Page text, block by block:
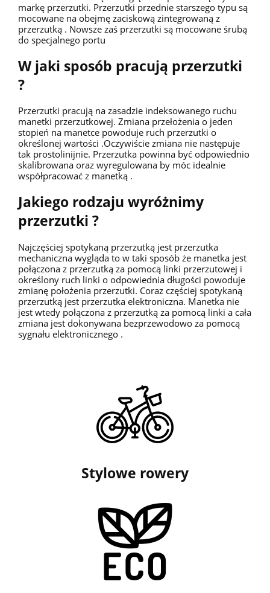
markę przerzutki. Przerzutki przednie starszego typu są
mocowane na obejmę zaciskową zintegrowaną z
przerzutką . Nowsze zaś przerzutki są mocowane śrubą
do specjalnego portu
W jaki sposób pracują przerzutki
?
Przerzutki pracują na zasadzie indeksowanego ruchu
manetki przerzutkowej. Zmiana przełożenia o jeden
stopień na manetce powoduje ruch przerzutki o
określonej wartości .Oczywiście zmiana nie następuje
tak prostolinijnie. Przerzutka powinna być odpowiednio
skalibrowana oraz wyregulowana by móc idealnie
współpracować z manetką .
Jakiego rodzaju wyróżnimy
przerzutki ?
Najczęściej spotykaną przerzutką jest przerzutka
mechaniczna wygląda to w taki sposób że manetka jest
połączona z przerzutką za pomocą linki przerzutowej i
określony ruch linki o odpowiednia długości powoduje
zmianę położenia przerzutki. Coraz częściej spotykaną
przerzutką jest przerzutka elektroniczna. Manetka nie
jest wtedy połączona z przerzutką za pomocą linki a cała
zmiana jest dokonywana bezprzewodowo za pomocą
sygnału elektronicznego .
Stylowe rowery